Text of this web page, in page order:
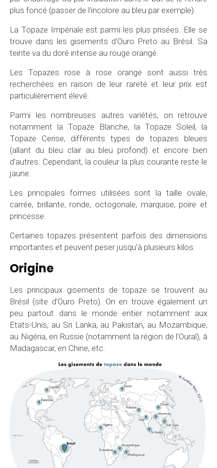
plus foncé (passer de l’incolore au bleu par exemple).
La Topaze Impériale est parmi les plus prisées. Elle se
trouve dans les gisements d’Ouro Preto au Brésil. Sa
teinte va du doré intense au rouge orangé.
Les Topazes rose à rose orange sont aussi très
recherchées en raison de leur rareté et leur prix est
particulièrement élevé.
Parmi les nombreuses autres variétés, on retrouve
notamment la Topaze Blanche, la Topaze Soleil, la
Topaze Cerise, différents types de topazes bleues
(allant du bleu clair au bleu profond) et encore bien
d’autres. Cependant, la couleur la plus courante reste le
jaune.
Les principales formes utilisées sont la taille ovale,
carrée, brillante, ronde, octogonale, marquise, poire et
princesse.
Certaines topazes présentent parfois des dimensions
importantes et peuvent peser jusqu’à plusieurs kilos.
Origine
Les principaux gisements de topaze se trouvent au
Brésil (site d’Ouro Preto). On en trouve également un
peu partout dans le monde entier notamment aux
Etats-Unis, au Sri Lanka, au Pakistan, au Mozambique,
au Nigéria, en Russie (notamment la région de l’Oural), à
Madagascar, en Chine, etc.